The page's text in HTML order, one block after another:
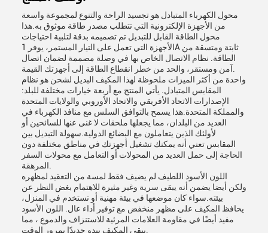
محول الكهرباء المتبادل هو تجسيد الراحة والتنوع لمجموعة واسعة
من الأجهزة الإلكترونية التي تتطلب مصدر طاقة موثوق به.هذا
محول الطاقة القابل للتبديل تم تصميمه بدقة لتلبية احتياجات
الأجهزة التي تعمل على التيار المستمر، يوفر 1A ثابتة ومتسقة من
الطاقة. نظام الاتصال الخاص بها في وصلة مصممة لضمان اتصال
واحدة من أكثر الميزات ملحوظة لهذا المكيف البديل لشحن هو نظام
المقابس المتبادل. يأتي المنتج مع أربعة خيارات مختلفة للبلد:
الإصدارات الاتحاد الأفريقي والاتحاد الأوروبي والولايات المتحدة
والمملكة المتحدة.هذا يسمح بالتوافق السلس مع منافذ الكهرباء في
العديد من البلدان، مما يجعلها ملحقات لا غنى عنها للسائحين أو
لأولئك الذين يتعاملون مع البضائع الدولية.سهولة التبديل بين
المقابس تعني أنه يمكنك تشغيل أجهزتك في مناطق مختلفة دون
الحاجة إلى حمل العديد من المحولات أو التعامل مع محولات السفر
اللون الأسود اللطيف لم يضيف فقط لمسة من التعقيد لمظهره
ولكن أيضا يضمن أنه يبقى سرية وغير مثيرة للاهتمام بغض النظر عن
بيئته.سواء كان موضعها في بيئة مهنية أو تستخدم في المنزل،
يحافظ المكيف على مظهر منخفض مع توفير أداء عال. اللون الأسود
مفيد أيضًا في مقاومة العلامات المرئية للاستنزاف والدموع ، مما